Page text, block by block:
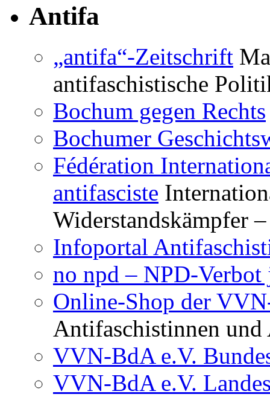
Antifa
„antifa“-Zeitschrift
antifaschistische
Bochum gegen Rechts
Bochumer
Fédération
antifasciste
Widerstandskämpfer
Infoportal
no npd – NPD-Verbot
Online-Shop der
Antifaschistinnen und
VVN-BdA e.V.
VVN-BdA e.V.